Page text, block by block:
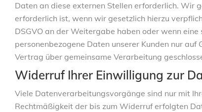
Daten an diese externen Stellen erforderlich. Wir
erforderlich ist, wenn wir gesetzlich hierzu
DSGVO an der Weitergabe haben oder wenn
personenbezogene Daten unserer Kunden nur
Vertrag über gemeinsame Verarbeitung
Widerruf Ihrer Einwilligung zur
Viele Datenverarbeitungsvorgänge sind nur mit
Rechtmäßigkeit der bis zum Widerruf erfolgten